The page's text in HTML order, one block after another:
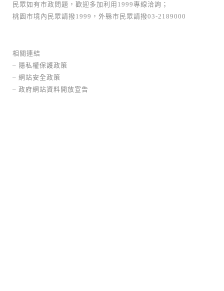
民眾如有市政問題，歡迎多加利用1999專線洽詢；
桃園市境內民眾請撥1999，外縣市民眾請撥03-2189000
相關連結
– 隱私權保護政策
– 網站安全政策
– 政府網站資料開放宣告